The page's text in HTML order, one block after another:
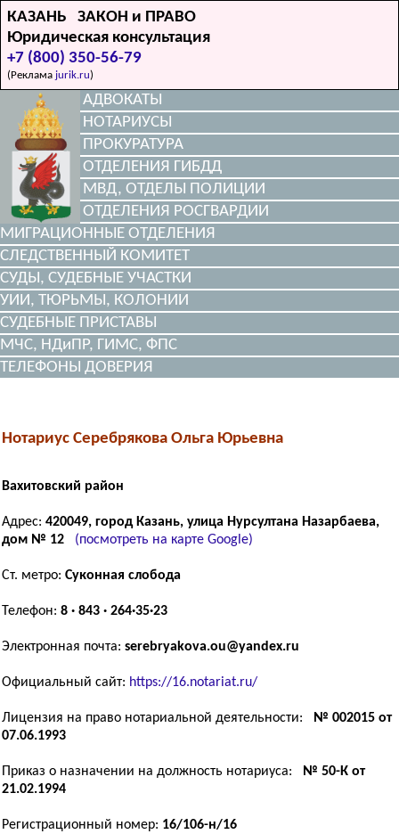
КАЗАНЬ ЗАКОН и ПРАВО
Юридическая консультация
+7 (800) 350-56-79
(Реклама jurik.ru)
АДВОКАТЫ
НОТАРИУСЫ
ПРОКУРАТУРА
ОТДЕЛЕНИЯ ГИБДД
МВД, ОТДЕЛЫ ПОЛИЦИИ
ОТДЕЛЕНИЯ РОСГВАРДИИ
МИГРАЦИОННЫЕ ОТДЕЛЕНИЯ
СЛЕДСТВЕННЫЙ КОМИТЕТ
СУДЫ, СУДЕБНЫЕ УЧАСТКИ
УИИ, ТЮРЬМЫ, КОЛОНИИ
СУДЕБНЫЕ ПРИСТАВЫ
МЧС, НДиПР, ГИМС, ФПС
ТЕЛЕФОНЫ ДОВЕРИЯ
Нотариус Серебрякова Ольга Юрьевна
Вахитовский район
Адрес: 420049, город Казань, улица Нурсултана Назарбаева,
дом № 12
(посмотреть на карте Google)
Ст. метро: Суконная слобода
Телефон: 8 · 843 · 264·35·23
Электронная почта: serebryakova.ou@yandex.ru
Официальный сайт: https://16.notariat.ru/
Лицензия на право нотариальной деятельности: № 002015 от
07.06.1993
Приказ о назначении на должность нотариуса: № 50-К от
21.02.1994
Регистрационный номер: 16/106-н/16